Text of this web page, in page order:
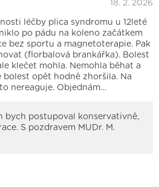
18. 2. 2026
léčby plica syndromu u 12leté
po pádu na koleno začátkem
bez sportu a magnetoterapie. Pak
(florbalová brankářka). Bolest
klečet mohla. Nemohla běhat a
bolest opět hodně zhoršila. Na
nereaguje. Objednám…
bych postupoval konservativně,
S pozdravem MUDr. M.